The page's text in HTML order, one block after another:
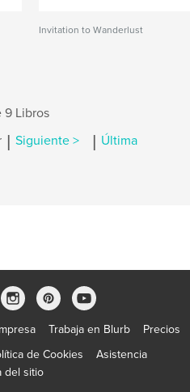
Invitation to Wanderlust
9 Libros
| Siguiente > | Última
Trabaja en Blurb
Precios
de Cookies
Asistencia
del sitio